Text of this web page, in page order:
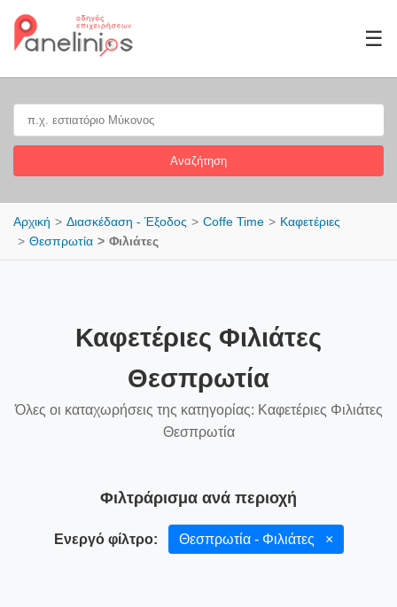
☰
Αναζήτηση
Αρχική Διασκέδαση - Έξοδος Coffe Time
Καφετέριες
Θεσπρωτία
Φιλιάτες
Καφετέριες Φιλιάτες
Θεσπρωτία
Όλες οι καταχωρήσεις της κατηγορίας: Καφετέριες Φιλιάτες
Θεσπρωτία
Φιλτράρισμα ανά περιοχή
Ενεργό φίλτρο: Θεσπρωτία - Φιλιάτες ×